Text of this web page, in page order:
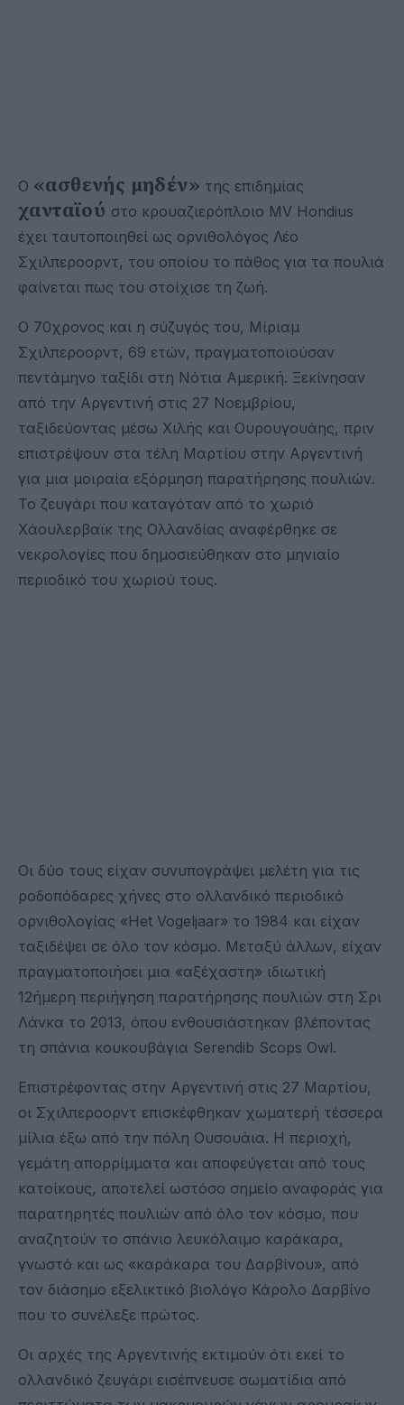
Ο «ασθενής μηδέν» της επιδημίας
χανταϊού στο κρουαζιερόπλοιο MV Hondius
έχει ταυτοποιηθεί ως ορνιθολόγος Λέο
Σχιλπεροορντ, του οποίου το πάθος για τα πουλιά
φαίνεται πως του στοίχισε τη ζωή.
Ο 70χρονος και η σύζυγός του, Μίριαμ
Σχιλπεροορντ, 69 ετών, πραγματοποιούσαν
πεντάμηνο ταξίδι στη Νότια Αμερική. Ξεκίνησαν
από την Αργεντινή στις 27 Νοεμβρίου,
ταξιδεύοντας μέσω Χιλής και Ουρουγουάης, πριν
επιστρέψουν στα τέλη Μαρτίου στην Αργεντινή
για μια μοιραία εξόρμηση παρατήρησης πουλιών.
Το ζευγάρι που καταγόταν από το χωριό
Χάουλερβαϊκ της Ολλανδίας αναφέρθηκε σε
νεκρολογίες που δημοσιεύθηκαν στο μηνιαίο
περιοδικό του χωριού τους.
Οι δύο τους είχαν συνυπογράψει μελέτη για τις
ροδοπόδαρες χήνες στο ολλανδικό περιοδικό
ορνιθολογίας «Het Vogeljaar» το 1984 και είχαν
ταξιδέψει σε όλο τον κόσμο. Μεταξύ άλλων, είχαν
πραγματοποιήσει μια «αξέχαστη» ιδιωτική
12ήμερη περιήγηση παρατήρησης πουλιών στη Σρι
Λάνκα το 2013, όπου ενθουσιάστηκαν βλέποντας
τη σπάνια κουκουβάγια Serendib Scops Owl.
Επιστρέφοντας στην Αργεντινή στις 27 Μαρτίου,
οι Σχιλπεροορντ επισκέφθηκαν χωματερή τέσσερα
μίλια έξω από την πόλη Ουσουάια. Η περιοχή,
γεμάτη απορρίμματα και αποφεύγεται από τους
κατοίκους, αποτελεί ωστόσο σημείο αναφοράς για
παρατηρητές πουλιών από όλο τον κόσμο, που
αναζητούν το σπάνιο λευκόλαιμο καράκαρα,
γνωστό και ως «καράκαρα του Δαρβίνου», από
τον διάσημο εξελικτικό βιολόγο Κάρολο Δαρβίνο
που το συνέλεξε πρώτος.
Οι αρχές της Αργεντινής εκτιμούν ότι εκεί το
ολλανδικό ζευγάρι εισέπνευσε σωματίδια από